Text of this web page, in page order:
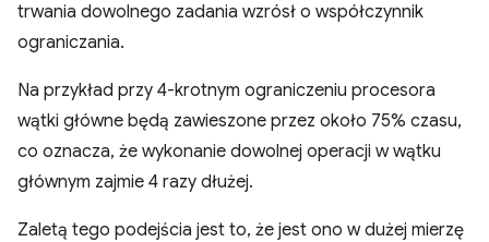
trwania dowolnego zadania wzrósł o współczynnik
ograniczania.
Na przykład przy 4-krotnym ograniczeniu procesora
wątki główne będą zawieszone przez około 75% czasu,
co oznacza, że wykonanie dowolnej operacji w wątku
głównym zajmie 4 razy dłużej.
Zaletą tego podejścia jest to, że jest ono w dużej mierzę